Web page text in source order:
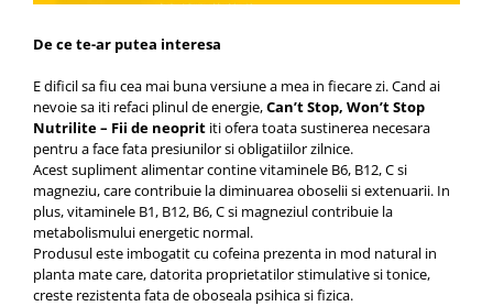
Carti
De ce te-ar putea interesa
E dificil sa fiu cea mai buna versiune a mea in fiecare zi. Cand ai
nevoie sa iti refaci plinul de energie,Can’t Stop, Won’t Stop
Nutrilite – Fii de neoprit iti ofera toata sustinerea necesara
pentru a face fata presiunilor si obligatiilor zilnice.
Acest supliment alimentar contine vitaminele B6, B12, C si
magneziu, care contribuie la diminuarea oboselii si extenuarii. In
plus, vitaminele B1, B12, B6, C si magneziul contribuie la
metabolismului energetic normal.
Produsul este imbogatit cu cofeina prezenta in mod natural in
planta mate care, datorita proprietatilor stimulative si tonice,
creste rezistenta fata de oboseala psihica si fizica.